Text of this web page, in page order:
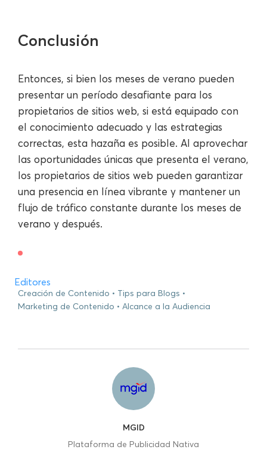
Conclusión
Entonces, si bien los meses de verano pueden
presentar un período desafiante para los
propietarios de sitios web, si está equipado con
el conocimiento adecuado y las estrategias
correctas, esta hazaña es posible. Al aprovechar
las oportunidades únicas que presenta el verano,
los propietarios de sitios web pueden garantizar
una presencia en línea vibrante y mantener un
flujo de tráfico constante durante los meses de
verano y después.
Editores
Creación de Contenido
Tips para Blogs
Marketing de Contenido
Alcance a la Audiencia
MGID
Plataforma de Publicidad Nativa